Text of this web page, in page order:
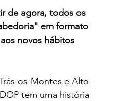
Olival ao longo do ano
de agora, todos os
em formato
novos hábitos
os-Montes e Alto
tem uma história